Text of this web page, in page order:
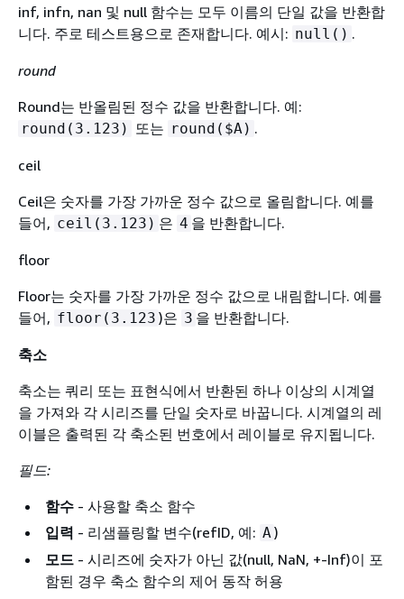
inf, infn, nan 및 null 함수는 모두 이름의 단일 값을 반환합
니다. 주로 테스트용으로 존재합니다. 예시: null() .
round
Round는 반올림된 정수 값을 반환합니다. 예:
round(3.123) 또는 round($A) .
ceil
Ceil은 숫자를 가장 가까운 정수 값으로 올림합니다. 예를
들어, ceil(3.123) 은 4 을 반환합니다.
floor
Floor는 숫자를 가장 가까운 정수 값으로 내림합니다. 예를
들어, floor(3.123 )은 3 을 반환합니다.
축소
축소는 쿼리 또는 표현식에서 반환된 하나 이상의 시계열
을 가져와 각 시리즈를 단일 숫자로 바꿉니다. 시계열의 레
이블은 출력된 각 축소된 번호에서 레이블로 유지됩니다.
필드:
함수 - 사용할 축소 함수
입력 - 리샘플링할 변수(refID, 예: A )
모드 - 시리즈에 숫자가 아닌 값(null, NaN, +-Inf)이 포
함된 경우 축소 함수의 제어 동작 허용